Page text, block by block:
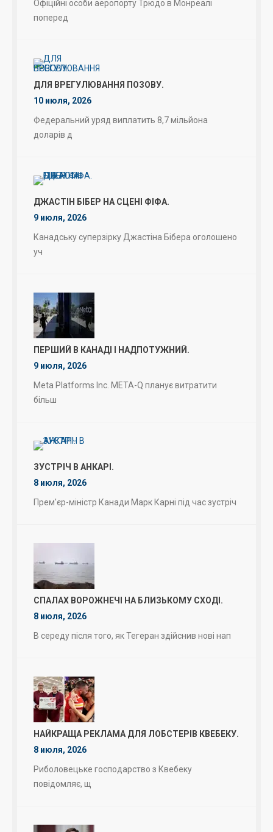
Офіційні особи аеропорту Трюдо в Монреалі
поперед
ДЛЯ ВРЕГУЛЮВАННЯ ПОЗОВУ.
10 июля, 2026
Федеральний уряд виплатить 8,7 мільйона
доларів д
ДЖАСТІН БІБЕР НА СЦЕНІ ФІФА.
9 июля, 2026
Канадську суперзірку Джастіна Бібера оголошено
уч
ПЕРШИЙ В КАНАДІ І НАДПОТУЖНИЙ.
9 июля, 2026
Meta Platforms Inc. META-Q планує витратити
більш
ЗУСТРІЧ В АНКАРІ.
8 июля, 2026
Прем'єр-міністр Канади Марк Карні під час зустріч
СПАЛАХ ВОРОЖНЕЧІ НА БЛИЗЬКОМУ СХОДІ.
8 июля, 2026
В середу після того, як Тегеран здійснив нові нап
НАЙКРАЩА РЕКЛАМА ДЛЯ ЛОБСТЕРІВ КВЕБЕКУ.
8 июля, 2026
Риболовецьке господарство з Квебеку
повідомляє, щ